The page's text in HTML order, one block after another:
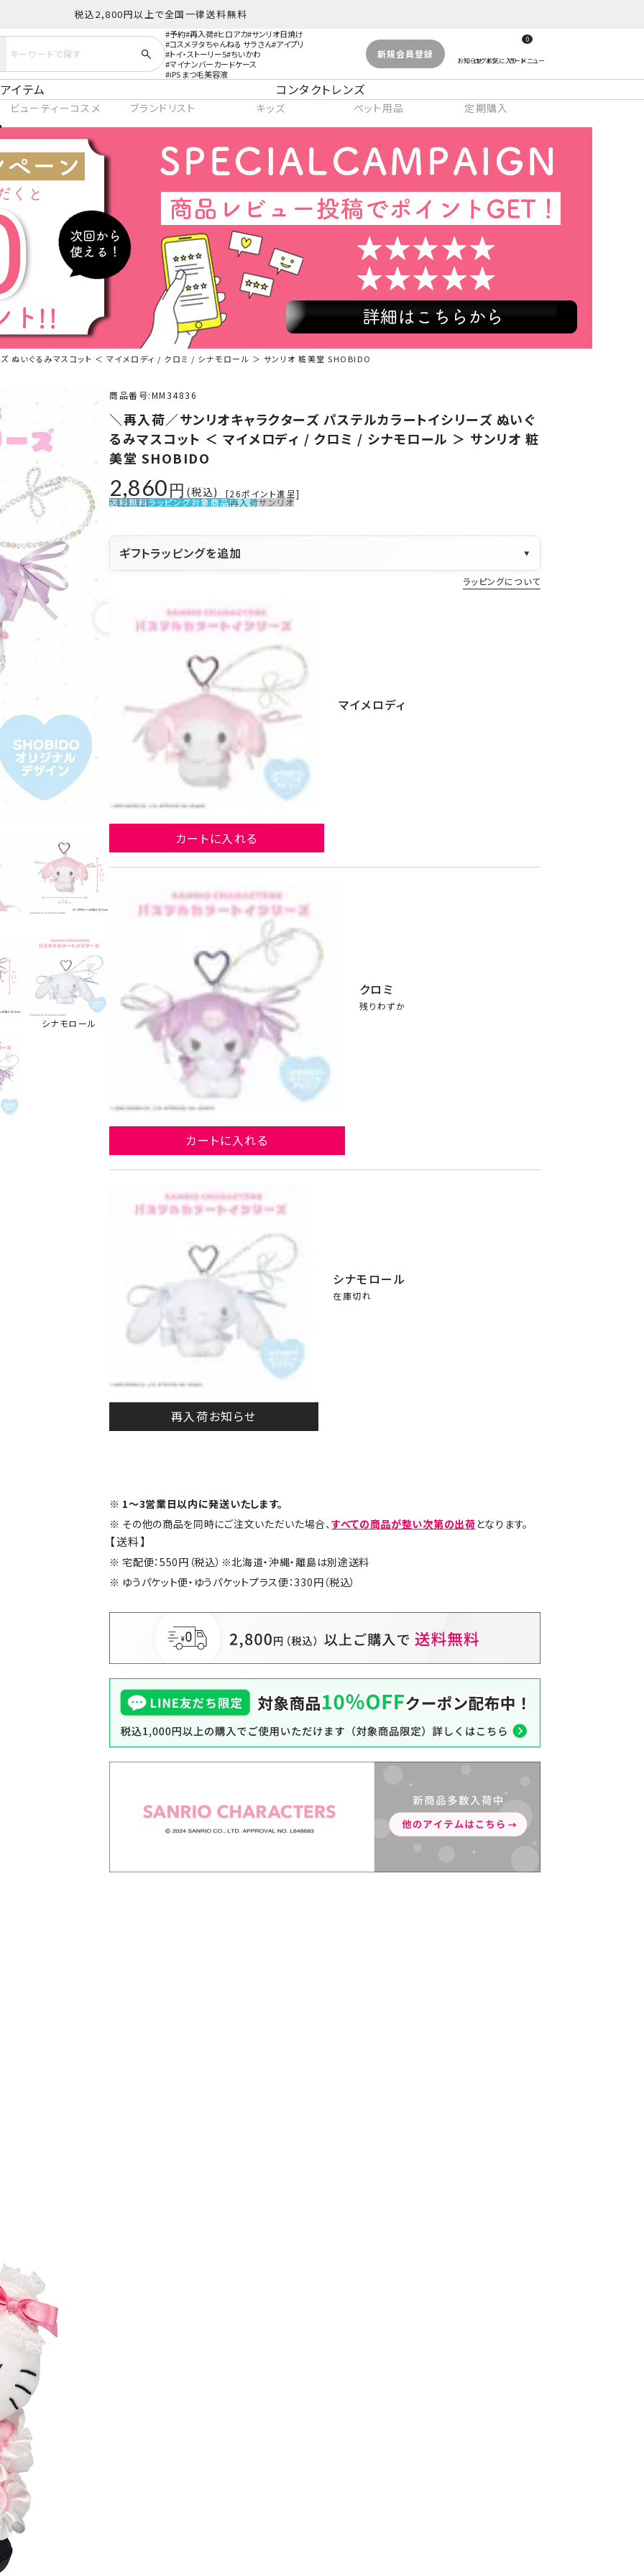
税込2,800円以上で全国一律送料無料
予約 再入荷 ヒロアカ サンリオ日焼け
コスメヲタちゃんねる サラさん アイプリ
トイ・ストーリー5 ちいかわ
マイナンバーカードケース
iPS まつ毛美容液
新規会員登録
0
イテム コンタクトレンズ
ビューティーコスメ ブランドリスト キッズ ペット用品 定期購入
ぬいぐるみマスコット ＜ マイメロディ / クロミ / シナモロール ＞ サンリオ 粧美堂 SHOBIDO
マイメロディ
シナモロール
商品番号 MM34836
＼再入荷／サンリオキャラクターズ パステルカラートイシリーズ ぬいぐ
るみマスコット ＜ マイメロディ / クロミ / シナモロール ＞ サンリオ 粧
美堂 SHOBIDO
2,860 税込 [26ポイント進呈]
送料無料ラッピング対象商品再入荷サンリオ
ギフトラッピングを追加 ▼
ラッピングについて
マイメロディ
カートに入れる
クロミ
残りわずか
カートに入れる
シナモロール
在庫切れ
再入荷お知らせ
1～3営業日以内に発送いたします。
その他の商品を同時にご注文いただいた場合、 すべての商品が整い次第の出荷となります。
【送料】
宅配便：550円（税込）※北海道・沖縄・離島は別途送料
ゆうパケット便・ゆうパケットプラス便：330円（税込）